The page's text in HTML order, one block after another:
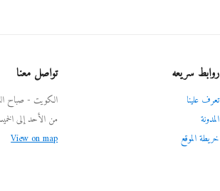
روابط سريعه
تعرف علينا
المدونة
خريطة الموقع
تواصل معنا
الكويت - صباح السالم ق
من الأحد إلى الخميس من 8
View on map